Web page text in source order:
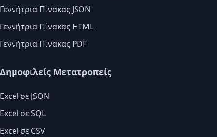
Γεννήτρια Πίνακας JSON
Γεννήτρια Πίνακας HTML
Γεννήτρια Πίνακας PDF
Δημοφιλείς Μετατροπείς
Excel σε JSON
Excel σε SQL
Excel σε CSV